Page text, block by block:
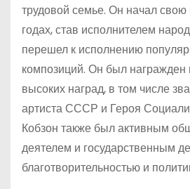
трудовой семье. Он начал
годах, став исполнителем
перешел к исполнению
композиций. Он был
высоких наград, в том числе
артиста СССР и Героя
Кобзон также был активным
деятелем и государственным
благотворительностью и